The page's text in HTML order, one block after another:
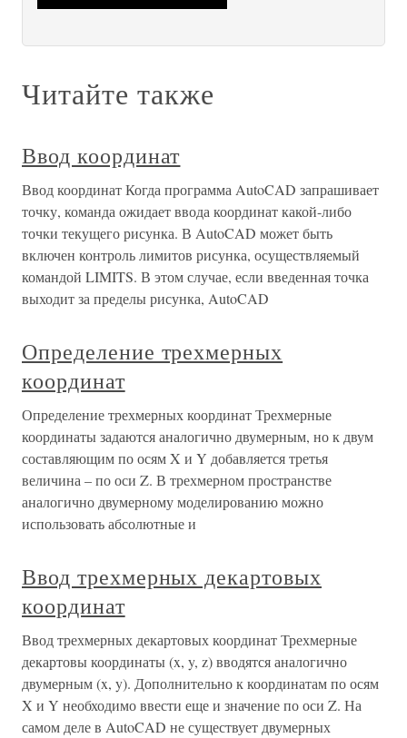
Читайте также
Ввод координат
Ввод координат Когда программа AutoCAD запрашивает
точку, команда ожидает ввода координат какой-либо
точки текущего рисунка. В AutoCAD может быть
включен контроль лимитов рисунка, осуществляемый
командой LIMITS. В этом случае, если введенная точка
выходит за пределы рисунка, AutoCAD
Определение трехмерных
координат
Определение трехмерных координат Трехмерные
координаты задаются аналогично двумерным, но к двум
составляющим по осям X и Y добавляется третья
величина – по оси Z. В трехмерном пространстве
аналогично двумерному моделированию можно
использовать абсолютные и
Ввод трехмерных декартовых
координат
Ввод трехмерных декартовых координат Трехмерные
декартовы координаты (x, y, z) вводятся аналогично
двумерным (x, y). Дополнительно к координатам по осям
X и Y необходимо ввести еще и значение по оси Z. На
самом деле в AutoCAD не существует двумерных